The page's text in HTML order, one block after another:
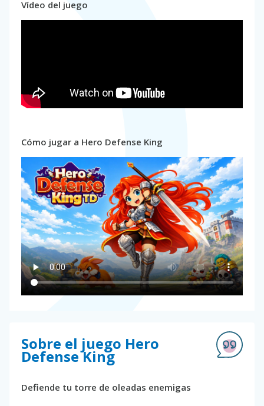
Vídeo del juego
Cómo jugar a Hero Defense King
Sobre el juego Hero
Defense King
Defiende tu torre de oleadas enemigas